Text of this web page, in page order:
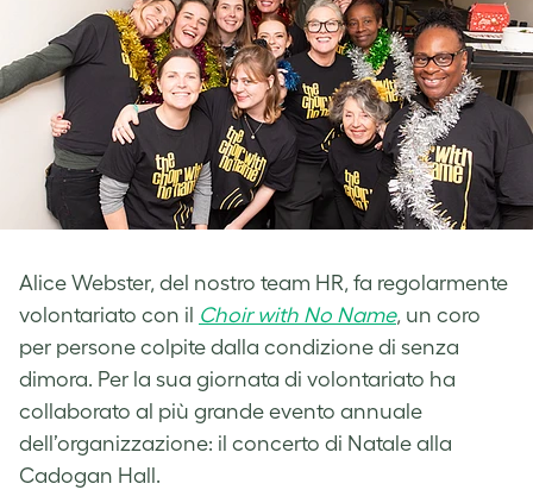
Alice Webster, del nostro team HR, fa regolarmente
volontariato con il Choir with No Name, un coro
per persone colpite dalla condizione di senza
dimora. Per la sua giornata di volontariato ha
collaborato al più grande evento annuale
dell’organizzazione: il concerto di Natale alla
Cadogan Hall.